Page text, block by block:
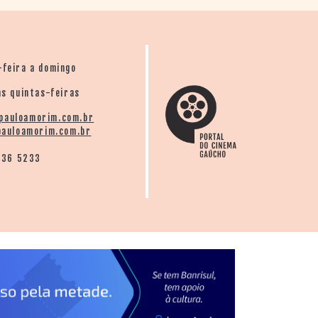
a domingo
quintas-feiras
5233